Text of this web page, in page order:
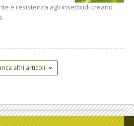
e resistenza agli insetticidi creano
altri articoli